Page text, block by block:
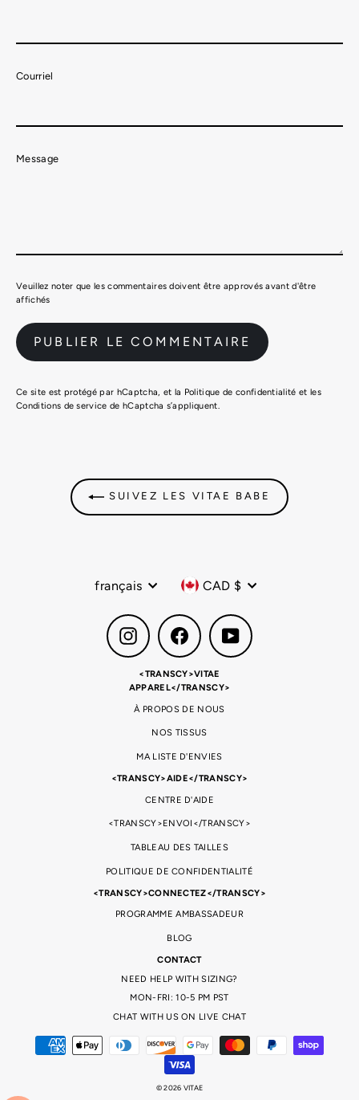
Courriel
Message
Veuillez noter que les commentaires doivent être approvés avant d'être
affichés
Ce site est protégé par hCaptcha, et la Politique de confidentialité et les
Conditions de service de hCaptcha s’appliquent.
SUIVEZ LES VITAE BABE
Langue
français Devise
CAD $
Instagram Facebook YouTube
<TRANSCY>VITAE
APPAREL</TRANSCY>
À PROPOS DE NOUS
NOS TISSUS
MA LISTE D'ENVIES
<TRANSCY>AIDE</TRANSCY>
CENTRE D'AIDE
<TRANSCY>ENVOI</TRANSCY>
TABLEAU DES TAILLES
POLITIQUE DE CONFIDENTIALITÉ
<TRANSCY>CONNECTEZ</TRANSCY>
PROGRAMME AMBASSADEUR
BLOG
CONTACT
NEED HELP WITH SIZING?
MON-FRI: 10-5 PM PST
CHAT WITH US ON LIVE CHAT
© 2026 VITAE